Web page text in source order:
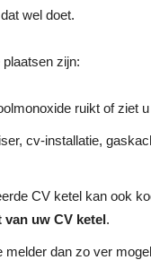
wel doet.
zijn:
ruikt of ziet
cv-installatie,
CV ketel kan ook
uw CV ketel.
dan zo ver